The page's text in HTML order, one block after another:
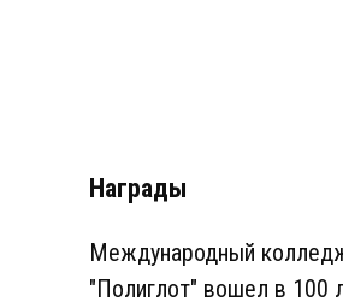
Награды
Международный
"Полиглот" вошел в 100